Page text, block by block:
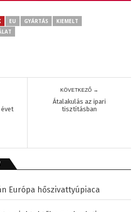
EU GYÁRTÁS
KIEMELT
KÖVETKEZŐ →
Átalakulás az ipari
tisztításban
Európa hőszivattyúpiaca